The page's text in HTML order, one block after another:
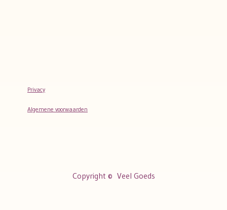
Privacy
Algemene voorwaarden
Copyright © Veel Goeds